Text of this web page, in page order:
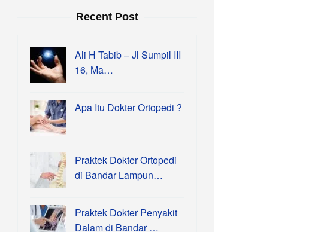
Recent Post
Ali H Tabib – Jl Sumpil III
16, Ma…
Apa Itu Dokter Ortopedi ?
Praktek Dokter Ortopedi
di Bandar Lampun…
Praktek Dokter Penyakit
Dalam di Bandar …